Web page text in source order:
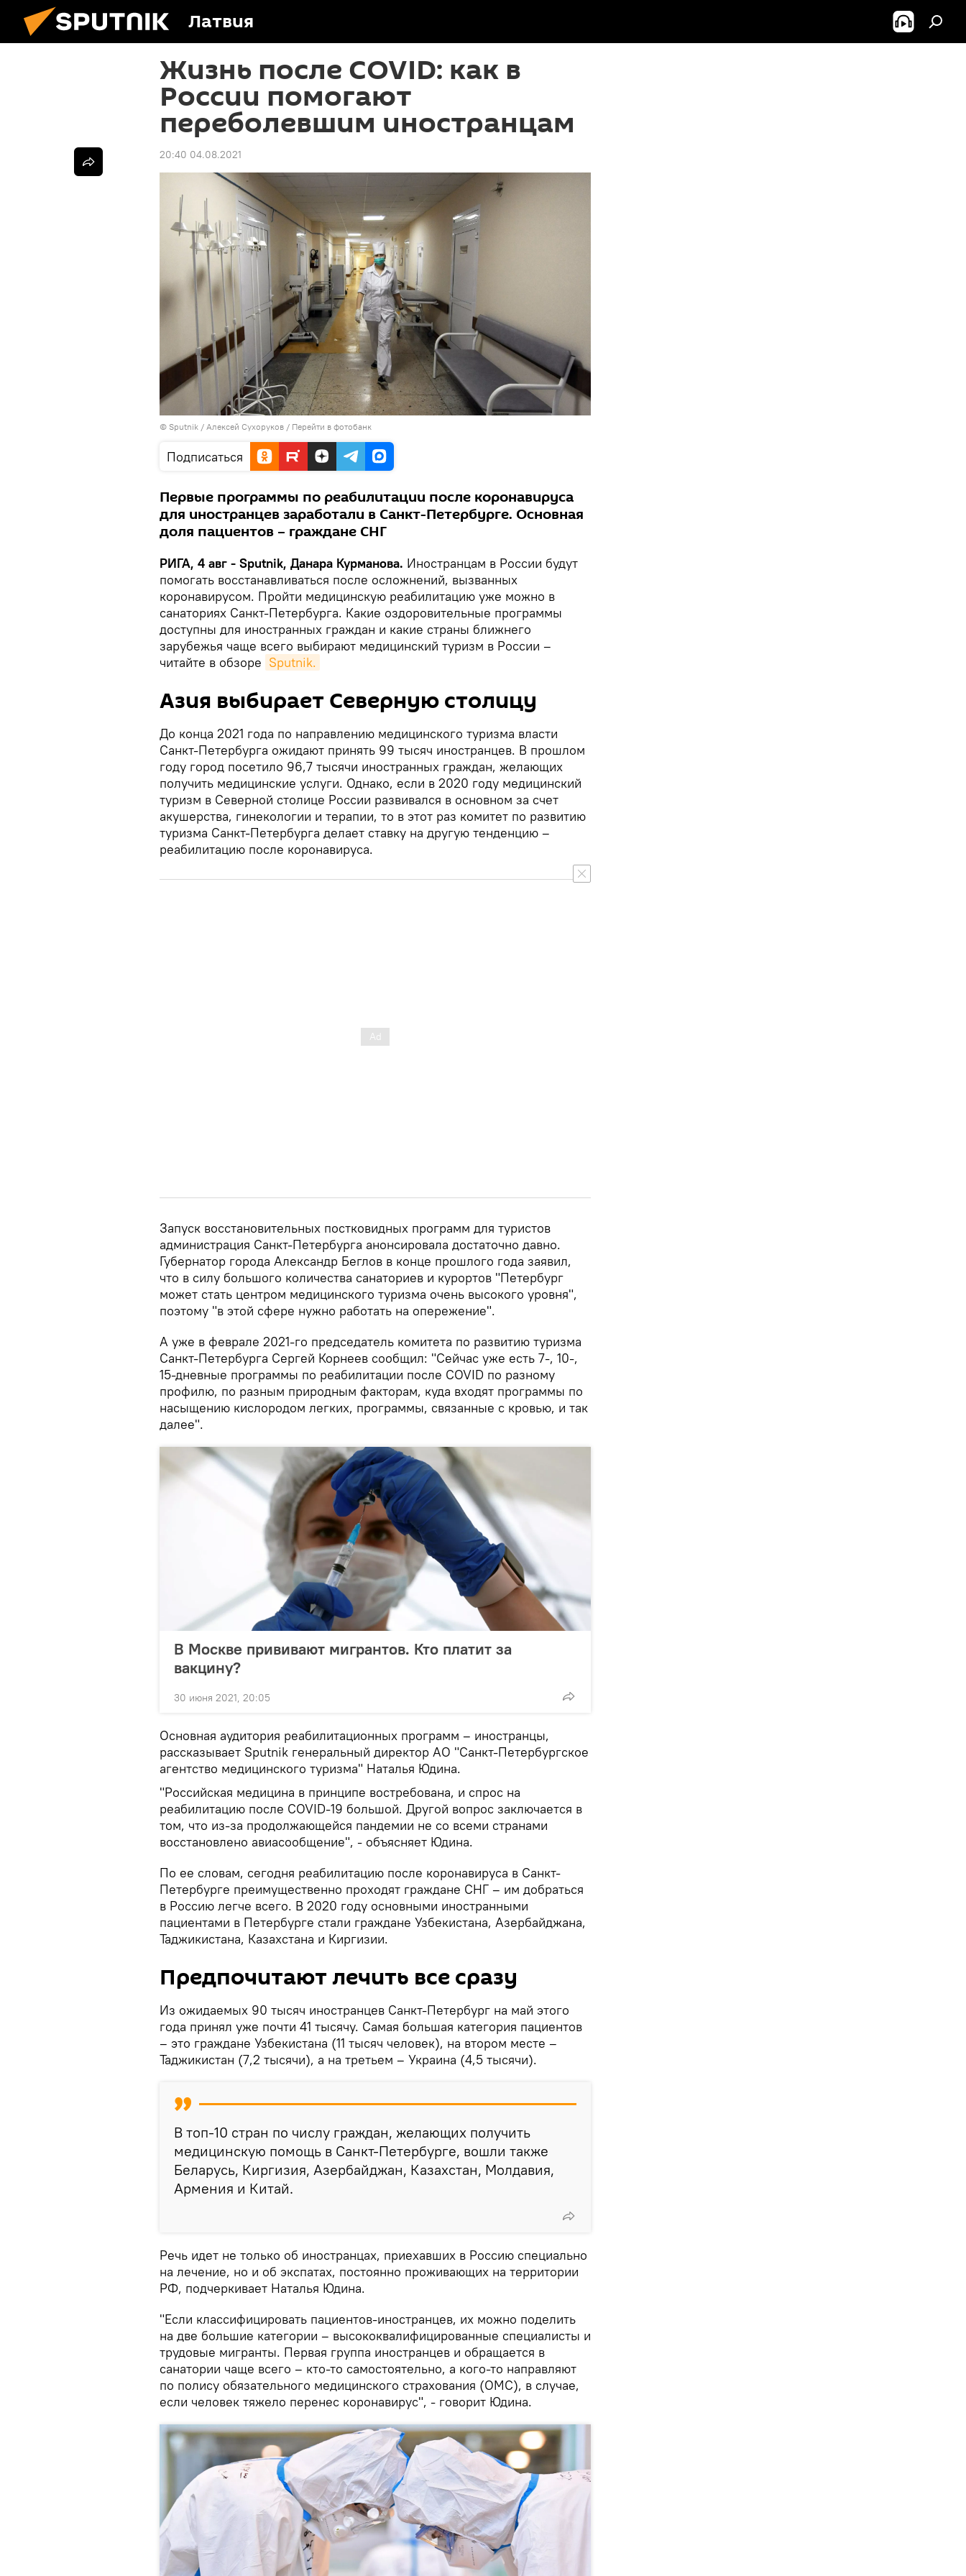
Латвия
Жизнь после COVID: как в
России помогают
переболевшим иностранцам
20:40 04.08.2021
© Sputnik / Алексей Сухоруков / Перейти в фотобанк
Подписаться
Первые программы по реабилитации после коронавируса
для иностранцев заработали в Санкт-Петербурге. Основная
доля пациентов – граждане СНГ
РИГА, 4 авг - Sputnik, Данара Курманова. Иностранцам в России будут
помогать восстанавливаться после осложнений, вызванных
коронавирусом. Пройти медицинскую реабилитацию уже можно в
санаториях Санкт-Петербурга. Какие оздоровительные программы
доступны для иностранных граждан и какие страны ближнего
зарубежья чаще всего выбирают медицинский туризм в России –
читайте в обзоре Sputnik.
Азия выбирает Северную столицу
До конца 2021 года по направлению медицинского туризма власти
Санкт-Петербурга ожидают принять 99 тысяч иностранцев. В прошлом
году город посетило 96,7 тысячи иностранных граждан, желающих
получить медицинские услуги. Однако, если в 2020 году медицинский
туризм в Северной столице России развивался в основном за счет
акушерства, гинекологии и терапии, то в этот раз комитет по развитию
туризма Санкт-Петербурга делает ставку на другую тенденцию –
реабилитацию после коронавируса.
Запуск восстановительных постковидных программ для туристов
администрация Санкт-Петербурга анонсировала достаточно давно.
Губернатор города Александр Беглов в конце прошлого года заявил,
что в силу большого количества санаториев и курортов "Петербург
может стать центром медицинского туризма очень высокого уровня",
поэтому "в этой сфере нужно работать на опережение".
А уже в феврале 2021-го председатель комитета по развитию туризма
Санкт-Петербурга Сергей Корнеев сообщил: "Сейчас уже есть 7-, 10-,
15-дневные программы по реабилитации после COVID по разному
профилю, по разным природным факторам, куда входят программы по
насыщению кислородом легких, программы, связанные с кровью, и так
далее".
В Москве прививают мигрантов. Кто платит за
вакцину?
30 июня 2021, 20:05
Основная аудитория реабилитационных программ – иностранцы,
рассказывает Sputnik генеральный директор АО "Санкт-Петербургское
агентство медицинского туризма" Наталья Юдина.
"Российская медицина в принципе востребована, и спрос на
реабилитацию после COVID-19 большой. Другой вопрос заключается в
том, что из-за продолжающейся пандемии не со всеми странами
восстановлено авиасообщение", - объясняет Юдина.
По ее словам, сегодня реабилитацию после коронавируса в Санкт-
Петербурге преимущественно проходят граждане СНГ – им добраться
в Россию легче всего. В 2020 году основными иностранными
пациентами в Петербурге стали граждане Узбекистана, Азербайджана,
Таджикистана, Казахстана и Киргизии.
Предпочитают лечить все сразу
Из ожидаемых 90 тысяч иностранцев Санкт-Петербург на май этого
года принял уже почти 41 тысячу. Самая большая категория пациентов
– это граждане Узбекистана (11 тысяч человек), на втором месте –
Таджикистан (7,2 тысячи), а на третьем – Украина (4,5 тысячи).
В топ-10 стран по числу граждан, желающих получить
медицинскую помощь в Санкт-Петербурге, вошли также
Беларусь, Киргизия, Азербайджан, Казахстан, Молдавия,
Армения и Китай.
Речь идет не только об иностранцах, приехавших в Россию специально
на лечение, но и об экспатах, постоянно проживающих на территории
РФ, подчеркивает Наталья Юдина.
"Если классифицировать пациентов-иностранцев, их можно поделить
на две большие категории – высококвалифицированные специалисты и
трудовые мигранты. Первая группа иностранцев и обращается в
санатории чаще всего – кто-то самостоятельно, а кого-то направляют
по полису обязательного медицинского страхования (ОМС), в случае,
если человек тяжело перенес коронавирус", - говорит Юдина.